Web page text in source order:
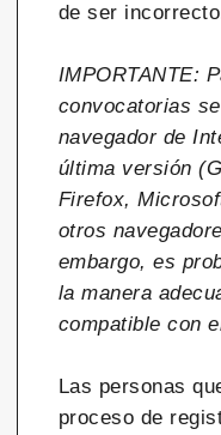
de ser
IMPORTANTE:
convocatorias
navegador de
última versión
Firefox,
otros
embargo, es
la manera
compatible con
Las personas
proceso de